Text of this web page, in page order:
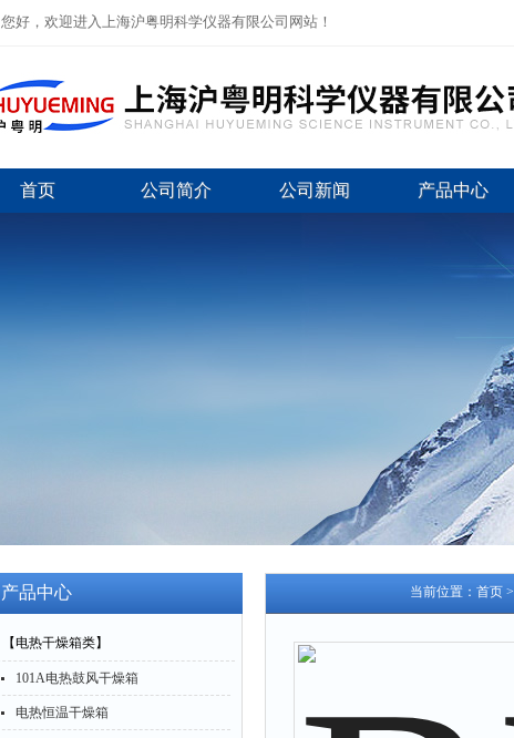
您好，欢迎进入上海沪粤明科学仪器有限公司网站！
首页 公司简介 公司新闻 产品中心
产品中心
【电热干燥箱类】
101A电热鼓风干燥箱
电热恒温干燥箱
当前位置： 首页 >